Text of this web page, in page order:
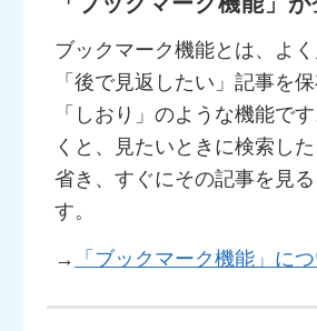
ブックマーク機能とは、よ
「後で見返したい」記事を
「しおり」のような機能で
くと、見たいときに検索し
省き、すぐにその記事を見
す。
→ 「ブックマーク機能」に